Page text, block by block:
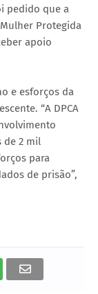
pedido que a
Protegida
apoio
e esforços da
“A DPCA
de 2 mil
para
de prisão”,